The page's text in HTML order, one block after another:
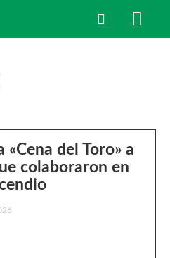
«Cena del Toro» a
colaboraron en